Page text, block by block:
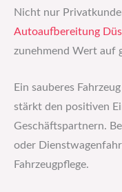
Nicht nur
Autoaufbereitung
zunehmend Wert auf
Ein sauberes
stärkt den positiven
Geschäftspartnern.
oder
Fahrzeugpflege.